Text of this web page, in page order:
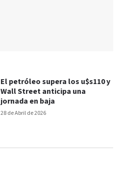
28 de Abril de 2026
El petróleo supera los u$s110 y
Wall Street anticipa una
jornada en baja